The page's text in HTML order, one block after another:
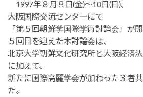
1997年８月８日(金)～10日(日)、
大阪国際交流センターにて
「第５回朝鮮学国際学術討論会」が開
５回目を迎えた本討論会は、
北京大学朝鮮文化研究所と大阪経済
に加えて、
新たに国際高麗学会が加わった３者
た。